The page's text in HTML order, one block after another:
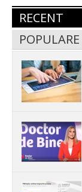
RECENT
POPULARE